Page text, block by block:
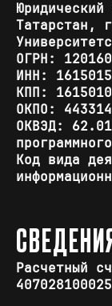
Татарстан,
ОГРН:
ИНН:
КПП:
ОКПО:
ОКВЭД: 62.01
Код вида
Расчетный